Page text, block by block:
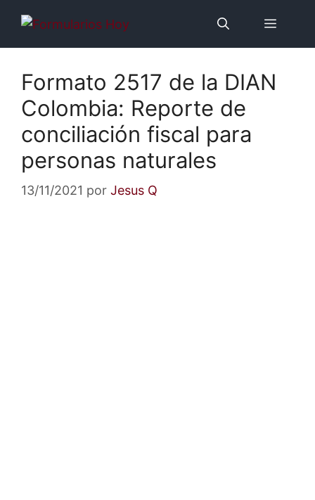
contenido
Menú
Formato 2517 de la DIAN
Colombia: Reporte de
conciliación fiscal para
personas naturales
13/11/2021 por Jesus Q